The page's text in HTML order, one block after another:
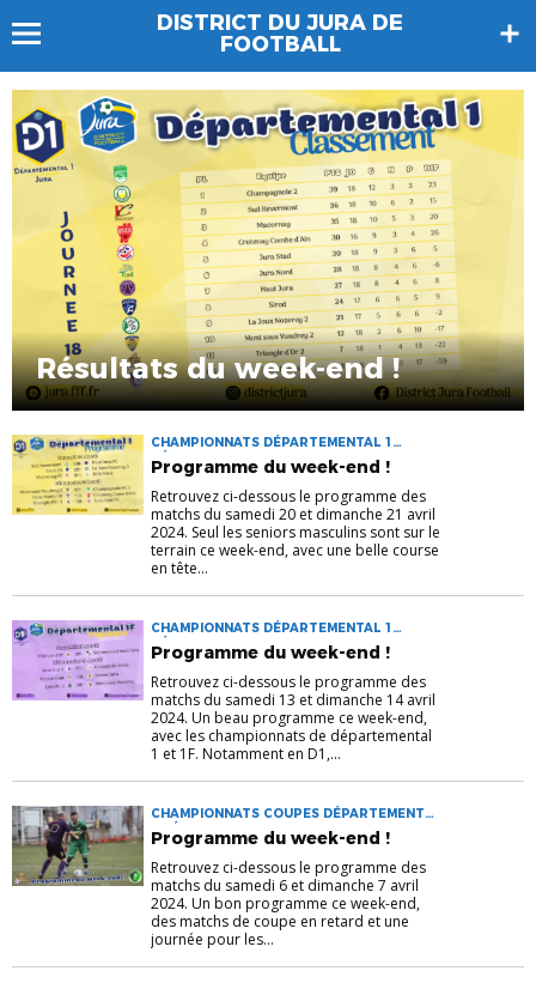
DISTRICT DU JURA DE
FOOTBALL
Résultats du week-end !
CHAMPIONNATS DÉPARTEMENTAL 1
DÉPARTEMENTAL 1F
Programme du week-end !
Retrouvez ci-dessous le programme des
matchs du samedi 20 et dimanche 21 avril
2024. Seul les seniors masculins sont sur le
terrain ce week-end, avec une belle course
en tête...
CHAMPIONNATS DÉPARTEMENTAL 1
DÉPARTEMENTAL 1F
Programme du week-end !
Retrouvez ci-dessous le programme des
matchs du samedi 13 et dimanche 14 avril
2024. Un beau programme ce week-end,
avec les championnats de départemental
1 et 1F. Notamment en D1,...
CHAMPIONNATS COUPES DÉPARTEMENTAL
1 DÉPARTEMENTAL 1F
Programme du week-end !
Retrouvez ci-dessous le programme des
matchs du samedi 6 et dimanche 7 avril
2024. Un bon programme ce week-end,
des matchs de coupe en retard et une
journée pour les...